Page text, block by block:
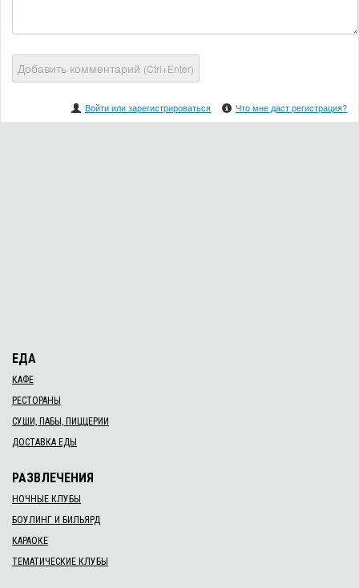
Добавить комментарий (Ctrl+Enter)
Войти или зарегистрироваться Что мне даст регистрация?
ЕДА
КАФЕ
РЕСТОРАНЫ
СУШИ, ПАБЫ, ПИЦЦЕРИИ
ДОСТАВКА ЕДЫ
РАЗВЛЕЧЕНИЯ
НОЧНЫЕ КЛУБЫ
БОУЛИНГ И БИЛЬЯРД
КАРАОКЕ
ТЕМАТИЧЕСКИЕ КЛУБЫ